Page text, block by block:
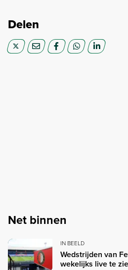
Delen
Net binnen
IN BEELD
Wedstrijden van
wekelijks live te